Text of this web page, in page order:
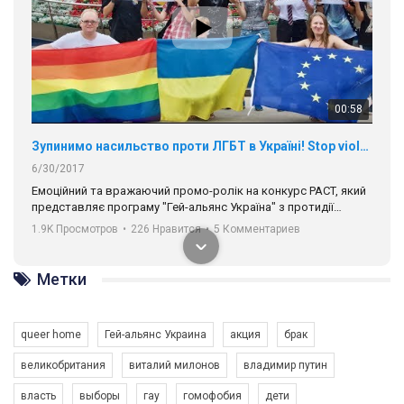
00:58
Зупинимо насильство проти ЛГБТ в Україні! Stop violence against LGBT in Ukraine!
6/30/2017
Емоційний та вражаючий промо-ролік на конкурс PACT, який
представляє програму "Гей-альянс Україна" з протидії
насильству проти ЛГБТ в Україні.
Ми просимо вашої підтримки, щоб реалізувати нашу
програму з боротьби з насильством проти ЛГБТ в Україні.
відео.
Team of Gay Alliance Ukraine participates in a competition for the
best video, representing programme for the development of
organization. The competition is organized by inetrnational
1.9K Просмотров • 226 Нравится • 5 Комментариев
Метки
queer home Гей-альянс Украина акция брак
великобритания виталий милонов владимир путин
власть выборы гау гомофобия дети